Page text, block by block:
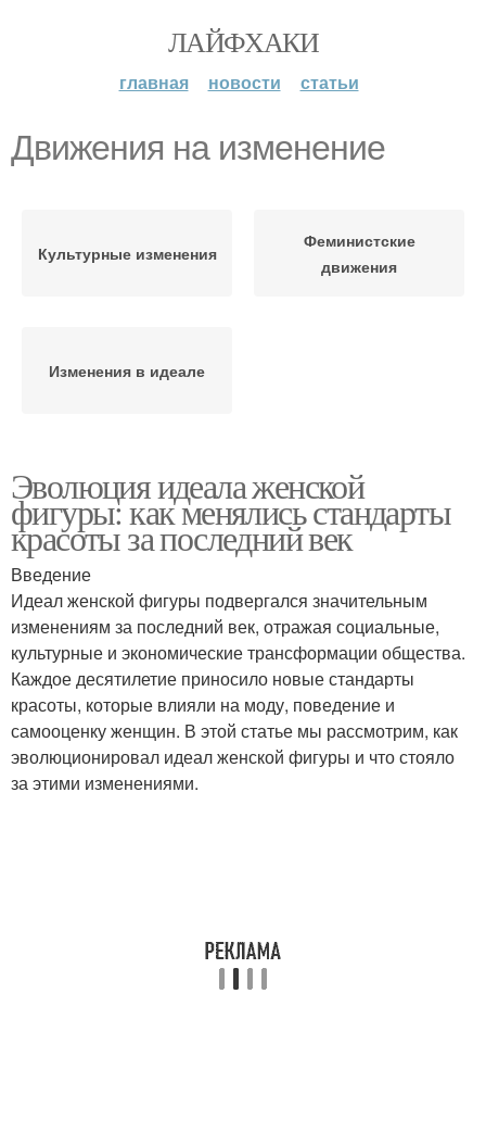
ЛАЙФХАКИ
главная новости статьи
Движения на изменение
Культурные изменения
Феминистские
движения
Изменения в идеале
Эволюция идеала женской
фигуры: как менялись стандарты
красоты за последний век
Введение
Идеал женской фигуры подвергался значительным
изменениям за последний век, отражая социальные,
культурные и экономические трансформации общества.
Каждое десятилетие приносило новые стандарты
красоты, которые влияли на моду, поведение и
самооценку женщин. В этой статье мы рассмотрим, как
эволюционировал идеал женской фигуры и что стояло
за этими изменениями.